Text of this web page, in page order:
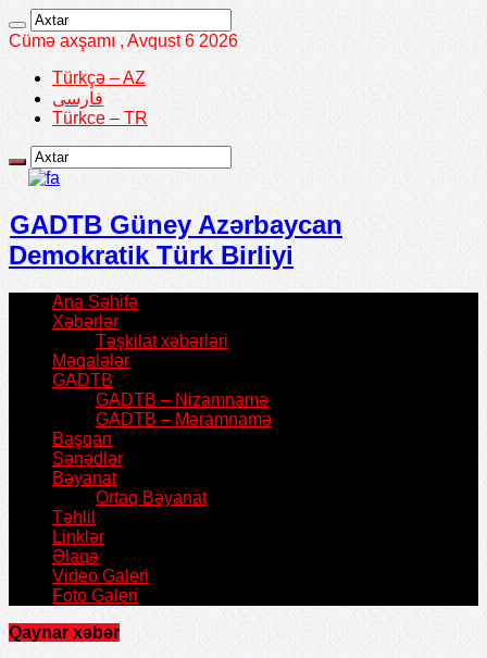
Cümə axşamı , Avqust 6 2026
Türkçə – AZ
فارسی
Türkce – TR
GADTB Güney Azərbaycan
Demokratik Türk Birliyi
Ana Səhifə
Xəbərlər
Təşkilat xəbərləri
Məqalələr
GADTB
GADTB – Nizamnamə
GADTB – Məramnamə
Başqan
Sənədlər
Bəyanat
Ortaq Bəyanat
Təhlil
Linklər
Əlaqə
Video Galeri
Foto Galeri
Qaynar xəbər